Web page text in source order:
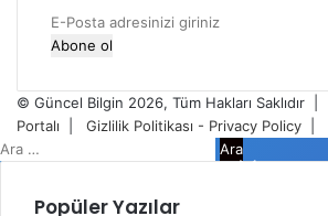
E-
Posta
giriniz
© Güncel Bilgin 2026, Tüm Hakları Saklıdır |
Portalı
Gizlilik Politikası - Privacy Policy
Kapalı
Arama:
Popüler Yazılar